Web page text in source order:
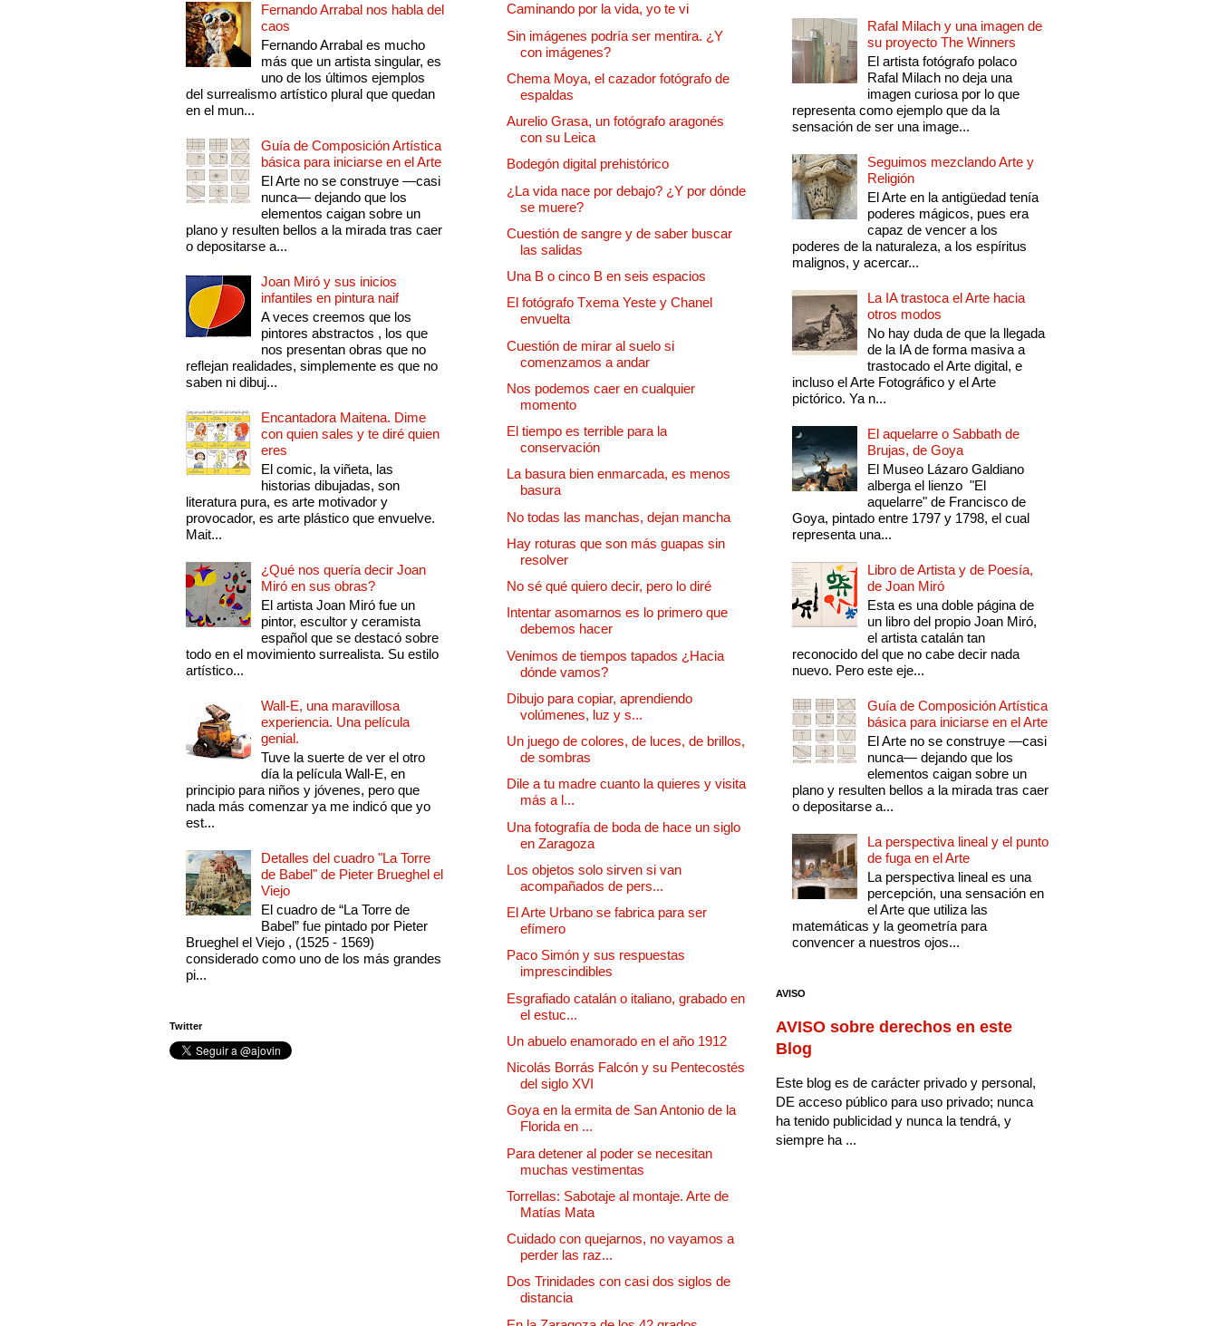
Fernando Arrabal nos habla del
caos
Fernando Arrabal es mucho
más que un artista singular, es
uno de los últimos ejemplos
del surrealismo artístico plural que quedan
en el mun...
Guía de Composición Artística
básica para iniciarse en el Arte
El Arte no se construye —casi
nunca— dejando que los
elementos caigan sobre un
plano y resulten bellos a la mirada tras caer
o depositarse a...
Joan Miró y sus inicios
infantiles en pintura naif
A veces creemos que los
pintores abstractos , los que
nos presentan obras que no
reflejan realidades, simplemente es que no
saben ni dibuj...
Encantadora Maitena. Dime
con quien sales y te diré quien
eres
El comic, la viñeta, las
historias dibujadas, son
literatura pura, es arte motivador y
provocador, es arte plástico que envuelve.
Mait...
¿Qué nos quería decir Joan
Miró en sus obras?
El artista Joan Miró fue un
pintor, escultor y ceramista
español que se destacó sobre
todo en el movimiento surrealista. Su estilo
artístico...
Wall-E, una maravillosa
experiencia. Una película
genial.
Tuve la suerte de ver el otro
día la película Wall-E, en
principio para niños y jóvenes, pero que
nada más comenzar ya me indicó que yo
est...
Detalles del cuadro "La Torre
de Babel" de Pieter Brueghel el
Viejo
El cuadro de “La Torre de
Babel” fue pintado por Pieter
Brueghel el Viejo , (1525 - 1569)
considerado como uno de los más grandes
pi...
Twitter
Caminando por la vida, yo te vi
Sin imágenes podría ser mentira. ¿Y
con imágenes?
Chema Moya, el cazador fotógrafo de
espaldas
Aurelio Grasa, un fotógrafo aragonés
con su Leica
Bodegón digital prehistórico
¿La vida nace por debajo? ¿Y por dónde
se muere?
Cuestión de sangre y de saber buscar
las salidas
Una B o cinco B en seis espacios
El fotógrafo Txema Yeste y Chanel
envuelta
Cuestión de mirar al suelo si
comenzamos a andar
Nos podemos caer en cualquier
momento
El tiempo es terrible para la
conservación
La basura bien enmarcada, es menos
basura
No todas las manchas, dejan mancha
Hay roturas que son más guapas sin
resolver
No sé qué quiero decir, pero lo diré
Intentar asomarnos es lo primero que
debemos hacer
Venimos de tiempos tapados ¿Hacia
dónde vamos?
Dibujo para copiar, aprendiendo
volúmenes, luz y s...
Un juego de colores, de luces, de brillos,
de sombras
Dile a tu madre cuanto la quieres y visita
más a l...
Una fotografía de boda de hace un siglo
en Zaragoza
Los objetos solo sirven si van
acompañados de pers...
El Arte Urbano se fabrica para ser
efímero
Paco Simón y sus respuestas
imprescindibles
Esgrafiado catalán o italiano, grabado en
el estuc...
Un abuelo enamorado en el año 1912
Nicolás Borrás Falcón y su Pentecostés
del siglo XVI
Goya en la ermita de San Antonio de la
Florida en ...
Para detener al poder se necesitan
muchas vestimentas
Torrellas: Sabotaje al montaje. Arte de
Matías Mata
Cuidado con quejarnos, no vayamos a
perder las raz...
Dos Trinidades con casi dos siglos de
distancia
Rafal Milach y una imagen de
su proyecto The Winners
El artista fotógrafo polaco
Rafal Milach no deja una
imagen curiosa por lo que
representa como ejemplo que da la
sensación de ser una image...
Seguimos mezclando Arte y
Religión
El Arte en la antigüedad tenía
poderes mágicos, pues era
capaz de vencer a los
poderes de la naturaleza, a los espíritus
malignos, y acercar...
La IA trastoca el Arte hacia
otros modos
No hay duda de que la llegada
de la IA de forma masiva a
trastocado el Arte digital, e
incluso el Arte Fotográfico y el Arte
pictórico. Ya n...
El aquelarre o Sabbath de
Brujas, de Goya
El Museo Lázaro Galdiano
alberga el lienzo "El
aquelarre" de Francisco de
Goya, pintado entre 1797 y 1798, el cual
representa una...
Libro de Artista y de Poesía,
de Joan Miró
Esta es una doble página de
un libro del propio Joan Miró,
el artista catalán tan
reconocido del que no cabe decir nada
nuevo. Pero este eje...
Guía de Composición Artística
básica para iniciarse en el Arte
El Arte no se construye —casi
nunca— dejando que los
elementos caigan sobre un
plano y resulten bellos a la mirada tras caer
o depositarse a...
La perspectiva lineal y el punto
de fuga en el Arte
La perspectiva lineal es una
percepción, una sensación en
el Arte que utiliza las
matemáticas y la geometría para
convencer a nuestros ojos...
AVISO
AVISO sobre derechos en este
Blog
Este blog es de carácter privado y personal,
DE acceso público para uso privado; nunca
ha tenido publicidad y nunca la tendrá, y
siempre ha ...